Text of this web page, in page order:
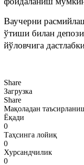
Ваучерни
ўтиши билан
йўловчига
Share
Загрузка
Share
Мақоладан
Ёқади
0
Таҳсинга лойиқ
0
Хурсандчилик
0